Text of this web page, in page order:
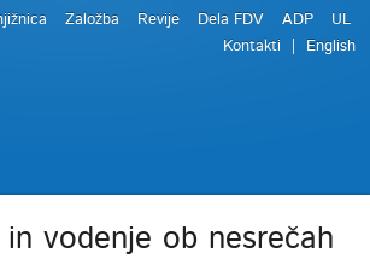
Založba Revije Dela FDV ADP
UL
Kontakti
English
in vodenje ob nesrečah